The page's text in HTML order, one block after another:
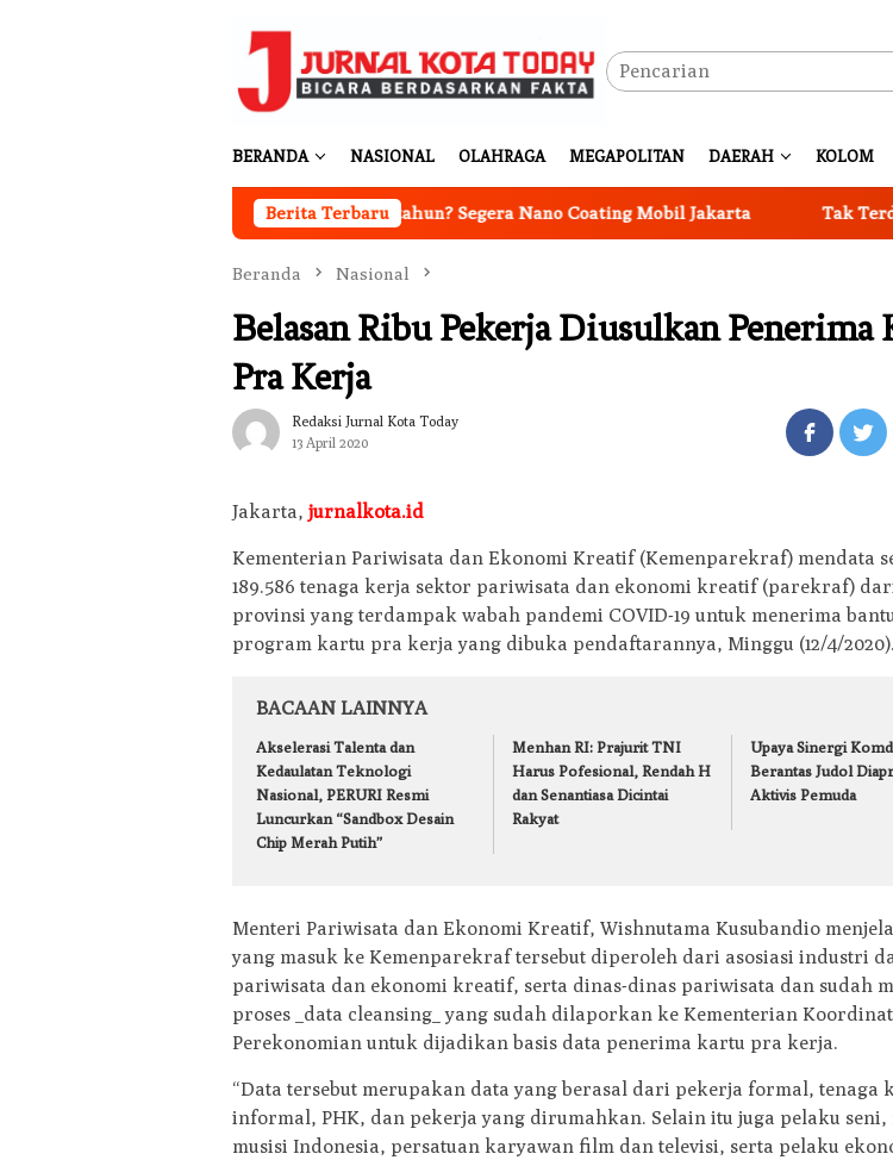
BERANDA NASIONAL OLAHRAGA MEGAPOLITAN DAERAH KOLOM
Berita Terbaru
Ingin Cat Mobil Awet Bertahun-tahun? Segera Nano Coating Mobil Jakarta Tak Terduga, Dean
Beranda Nasional
Belasan Ribu Pekerja Diusulkan Penerima
Pra Kerja
Redaksi Jurnal Kota Today
13 April 2020
Jakarta, jurnalkota.id
Kementerian Pariwisata dan Ekonomi Kreatif (Kemenparekraf) mendata
189.586 tenaga kerja sektor pariwisata dan ekonomi kreatif (parekraf)
provinsi yang terdampak wabah pandemi COVID-19 untuk menerima
program kartu pra kerja yang dibuka pendaftarannya, Minggu (12/4/2020).
BACAAN LAINNYA
Akselerasi Talenta dan
Kedaulatan Teknologi
Nasional, PERURI Resmi
Luncurkan “Sandbox Desain
Chip Merah Putih”
Menhan RI: Prajurit TNI
Harus Pofesional, Rendah H
dan Senantiasa Dicintai
Rakyat
Upaya Sinergi
Berantas Judol
Aktivis Pemuda
Menteri Pariwisata dan Ekonomi Kreatif, Wishnutama Kusubandio
yang masuk ke Kemenparekraf tersebut diperoleh dari asosiasi industri
pariwisata dan ekonomi kreatif, serta dinas-dinas pariwisata dan sudah
proses _data cleansing_ yang sudah dilaporkan ke Kementerian
Perekonomian untuk dijadikan basis data penerima kartu pra kerja.
“Data tersebut merupakan data yang berasal dari pekerja formal, tenaga
informal, PHK, dan pekerja yang dirumahkan. Selain itu juga pelaku seni,
musisi Indonesia, persatuan karyawan film dan televisi, serta pelaku